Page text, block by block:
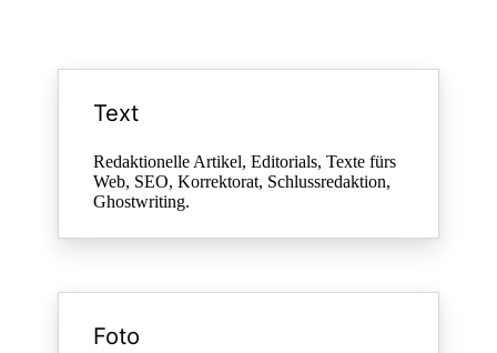
Text
Redaktionelle Artikel, Editorials, Texte fürs
Web, SEO, Korrektorat, Schlussredaktion,
Ghostwriting.
Foto